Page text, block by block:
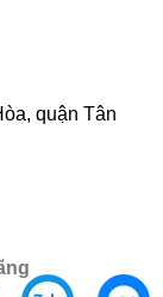
quận Tân